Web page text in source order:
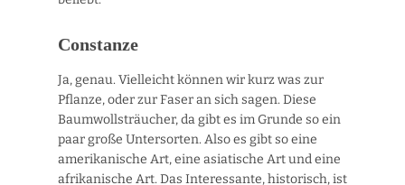
Constanze
Ja, genau. Vielleicht können wir kurz was zur
Pflanze, oder zur Faser an sich sagen. Diese
Baumwollsträucher, da gibt es im Grunde so ein
paar große Untersorten. Also es gibt so eine
amerikanische Art, eine asiatische Art und eine
afrikanische Art. Das Interessante, historisch, ist